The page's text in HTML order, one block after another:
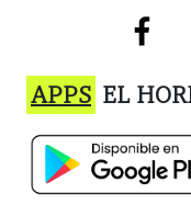
APPS EL